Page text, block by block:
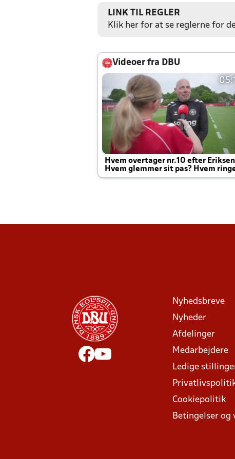
LINK TIL REGLER
Klik her for at se reglerne for
Videoer fra DBU
Hvem overtager nr.10 efter
Hvem glemmer sit pas? Hvem
Joachim altid til efter kampe?
Nyhedsbreve
Nyheder
Afdelinger
Medarbejdere
Ledige
Cookiepolitik
Betingelser og